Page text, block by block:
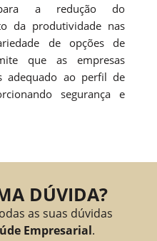
a redução do
da produtividade nas
de opções de
que as empresas
adequado ao perfil de
segurança e
DÚVIDA?
as suas dúvidas
Empresarial.